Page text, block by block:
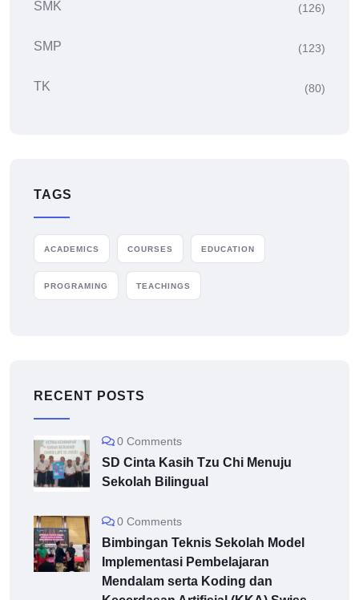
SMK (126)
SMP (123)
TK (80)
TAGS
ACADEMICS COURSES EDUCATION
PROGRAMING TEACHINGS
RECENT POSTS
0 Comments
SD Cinta Kasih Tzu Chi Menuju
Sekolah Bilingual
0 Comments
Bimbingan Teknis Sekolah Model
Implementasi Pembelajaran
Mendalam serta Koding dan